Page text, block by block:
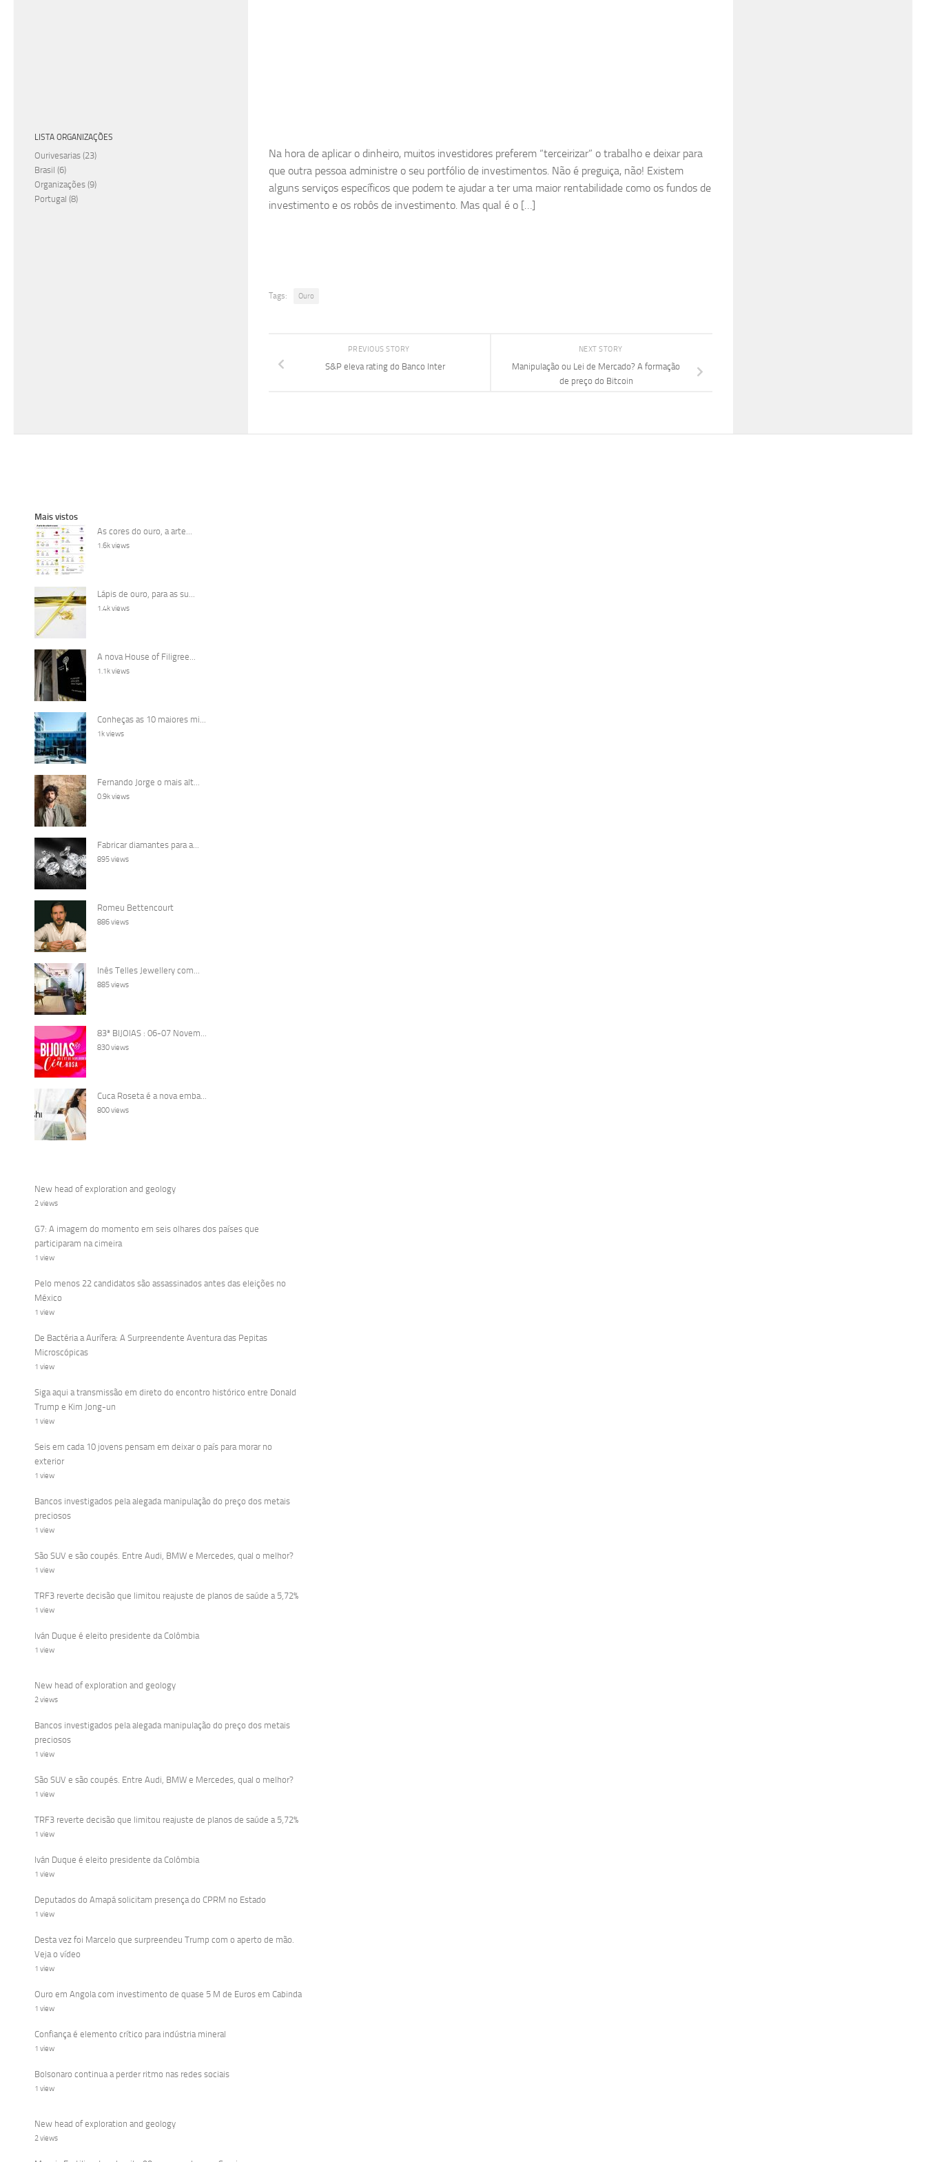
Na hora de aplicar o dinheiro, muitos investidores preferem “terceirizar” o trabalho e deixar para
que outra pessoa administre o seu portfólio de investimentos. Não é preguiça, não! Existem
alguns serviços específicos que podem te ajudar a ter uma maior rentabilidade como os fundos de
investimento e os robôs de investimento. Mas qual é o […]
Tags: Ouro
NEXT STORY
Manipulação ou Lei de Mercado? A formação
de preço do Bitcoin
PREVIOUS STORY
S&P eleva rating do Banco Inter
LISTA ORGANIZAÇÕES
Ourivesarias (23)
Brasil (6)
Organizações (9)
Portugal (8)
Mais vistos
As cores do ouro, a arte...
1.6k views
Lápis de ouro, para as su...
1.4k views
A nova House of Filigree...
1.1k views
Conheças as 10 maiores mi...
1k views
Fernando Jorge o mais alt...
0.9k views
Fabricar diamantes para a...
895 views
Romeu Bettencourt
886 views
Inês Telles Jewellery com...
885 views
83ª BIJOIAS : 06-07 Novem...
830 views
Cuca Roseta é a nova emba...
800 views
New head of exploration and geology
2 views
G7: A imagem do momento em seis olhares dos países que
participaram na cimeira
1 view
Pelo menos 22 candidatos são assassinados antes das eleições no
México
1 view
De Bactéria a Aurífera: A Surpreendente Aventura das Pepitas
Microscópicas
1 view
Siga aqui a transmissão em direto do encontro histórico entre Donald
Trump e Kim Jong-un
1 view
Seis em cada 10 jovens pensam em deixar o país para morar no
exterior
1 view
Bancos investigados pela alegada manipulação do preço dos metais
preciosos
1 view
São SUV e são coupés. Entre Audi, BMW e Mercedes, qual o melhor?
1 view
TRF3 reverte decisão que limitou reajuste de planos de saúde a 5,72%
1 view
Iván Duque é eleito presidente da Colômbia
1 view
New head of exploration and geology
2 views
Bancos investigados pela alegada manipulação do preço dos metais
preciosos
1 view
São SUV e são coupés. Entre Audi, BMW e Mercedes, qual o melhor?
1 view
TRF3 reverte decisão que limitou reajuste de planos de saúde a 5,72%
1 view
Iván Duque é eleito presidente da Colômbia
1 view
Deputados do Amapá solicitam presença do CPRM no Estado
1 view
Desta vez foi Marcelo que surpreendeu Trump com o aperto de mão.
Veja o vídeo
1 view
Ouro em Angola com investimento de quase 5 M de Euros em Cabinda
1 view
Confiança é elemento crítico para indústria mineral
1 view
Bolsonaro continua a perder ritmo nas redes sociais
1 view
New head of exploration and geology
2 views